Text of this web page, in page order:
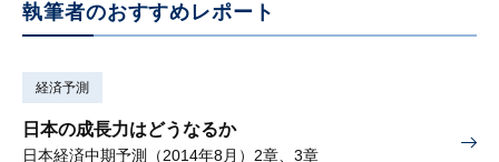
執筆者のおすすめレポート
経済予測
日本の成長力はどうなるか
日本経済中期予測（2014年8月）2章、3章